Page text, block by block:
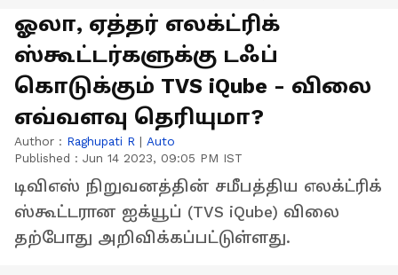
ஓலா, ஏத்தர் எலக்ட்ரிக்
ஸ்கூட்டர்களுக்கு டஃப்
கொடுக்கும் TVS iQube - விலை
எவ்வளவு தெரியுமா?
Author : Raghupati R | Auto
Published : Jun 14 2023, 09:05 PM IST
டிவிஎஸ் நிறுவனத்தின் சமீபத்திய எலக்ட்ரிக்
ஸ்கூட்டரான ஐக்யூப் (TVS iQube) விலை
தற்போது அறிவிக்கப்பட்டுள்ளது.